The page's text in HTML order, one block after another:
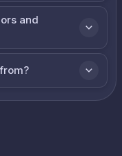
and